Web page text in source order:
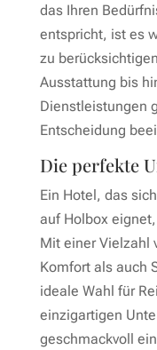
das Ihren
entspricht, ist es
zu
Ausstattung bis
Dienstleistungen
Entscheidung
Die perfekte
Ein Hotel, das
auf Holbox
Mit einer Vielzahl
Komfort als auch
ideale Wahl für
einzigartigen
geschmackvoll